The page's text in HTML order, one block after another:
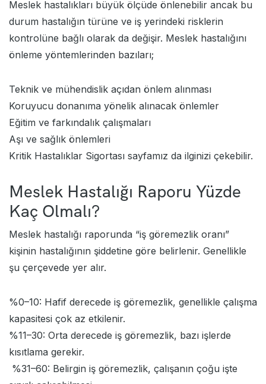
Meslek hastalıkları büyük ölçüde önlenebilir ancak bu
durum hastalığın türüne ve iş yerindeki risklerin
kontrolüne bağlı olarak da değişir. Meslek hastalığını
önleme yöntemlerinden bazıları;
Teknik ve mühendislik açıdan önlem alınması
Koruyucu donanıma yönelik alınacak önlemler
Eğitim ve farkındalık çalışmaları
Aşı ve sağlık önlemleri
Kritik Hastalıklar Sigortası sayfamız da ilginizi çekebilir.
Meslek Hastalığı Raporu Yüzde
Kaç Olmalı?
Meslek hastalığı raporunda “iş göremezlik oranı”
kişinin hastalığının şiddetine göre belirlenir. Genellikle
şu çerçevede yer alır.
%0–10: Hafif derecede iş göremezlik, genellikle çalışma
kapasitesi çok az etkilenir.
%11–30: Orta derecede iş göremezlik, bazı işlerde
kısıtlama gerekir.
%31–60: Belirgin iş göremezlik, çalışanın çoğu işte